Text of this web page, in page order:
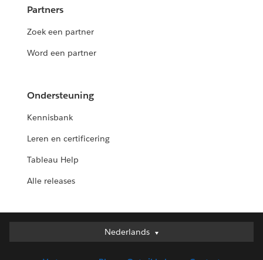
Partners
Zoek een partner
Word een partner
Ondersteuning
Kennisbank
Leren en certificering
Tableau Help
Alle releases
Nederlands
Nederlands